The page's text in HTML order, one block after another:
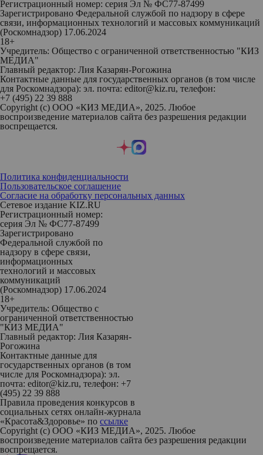
Регистрационный номер: серия Эл № ФС77-87499
Зарегистрировано Федеральной службой по надзору в сфере
связи, информационных технологий и массовых коммуникаций
(Роскомнадзор) 17.06.2024
18+
Учредитель: Общество с ограниченной ответственностью "КИЗ
МЕДИА"
Главный редактор: Лия Казарян-Рогожина
Контактные данные для государственных органов (в том числе
для Роскомнадзора): эл. почта: editor@kiz.ru, телефон:
+7 (495) 22 39 888
Copyright (с) ООО «КИЗ МЕДИА», 2025. Любое
воспроизведение материалов сайта без разрешения редакции
воспрещается.
Политика конфиденциальности
Пользовательское соглашение
Согласие на обработку персональных данных
Сетевое издание KIZ.RU
Регистрационный номер:
серия Эл № ФС77-87499
Зарегистрировано
Федеральной службой по
надзору в сфере связи,
информационных
технологий и массовых
коммуникаций
(Роскомнадзор) 17.06.2024
18+
Учредитель: Общество с
ограниченной ответственностью
"КИЗ МЕДИА"
Главный редактор: Лия Казарян-
Рогожина
Контактные данные для
государственных органов (в том
числе для Роскомнадзора): эл.
почта: editor@kiz.ru, телефон: +7
(495) 22 39 888
Правила проведения конкурсов в
социальных сетях онлайн-журнала
«Красота&Здоровье» по ссылке
Copyright (с) ООО «КИЗ МЕДИА», 2025. Любое
воспроизведение материалов сайта без разрешения редакции
воспрещается.